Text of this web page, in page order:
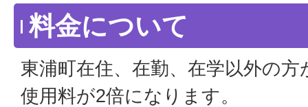
料金について
東浦町在住、在勤、在学以外の
使用料が2倍になります。